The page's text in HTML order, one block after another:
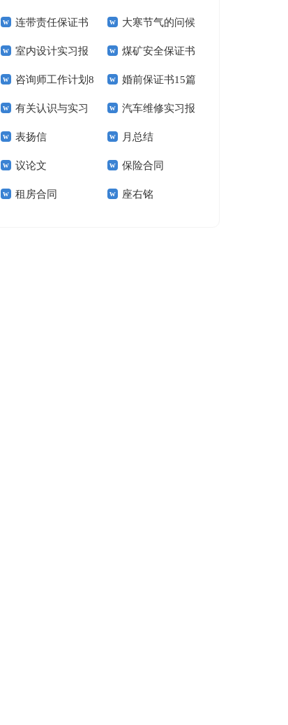
实习报告范文锦集六
篇
求职信精选15篇
连带责任保证书 大寒节气的问候
祝福语
室内设计实习报
告汇编15篇
煤矿安全保证书
(15篇)
咨询师工作计划8
篇
婚前保证书15篇
有关认识与实习
报告模板集锦十篇
汽车维修实习报
告(汇编15篇)
表扬信 月总结
议论文 保险合同
租房合同 座右铭